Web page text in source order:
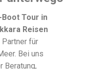
Boot Tour in
Reisen
für
Bei uns
Beratung,